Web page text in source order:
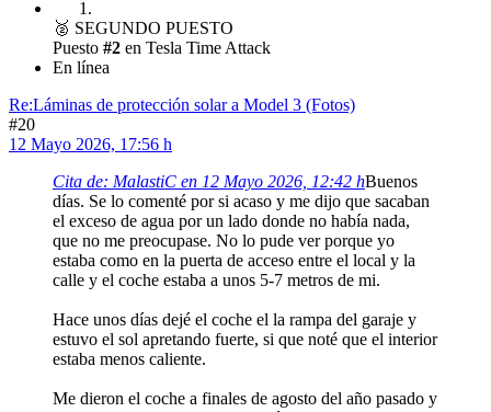
🥈 SEGUNDO PUESTO
Puesto #2 en Tesla Time Attack
En línea
Re:Láminas de protección solar a Model 3 (Fotos)
#20
12 Mayo 2026, 17:56 h
Cita de: MalastiC en 12 Mayo 2026, 12:42 hBuenos
días. Se lo comenté por si acaso y me dijo que sacaban
el exceso de agua por un lado donde no había nada,
que no me preocupase. No lo pude ver porque yo
estaba como en la puerta de acceso entre el local y la
calle y el coche estaba a unos 5-7 metros de mi.
Hace unos días dejé el coche el la rampa del garaje y
estuvo el sol apretando fuerte, si que noté que el interior
estaba menos caliente.
Me dieron el coche a finales de agosto del año pasado y